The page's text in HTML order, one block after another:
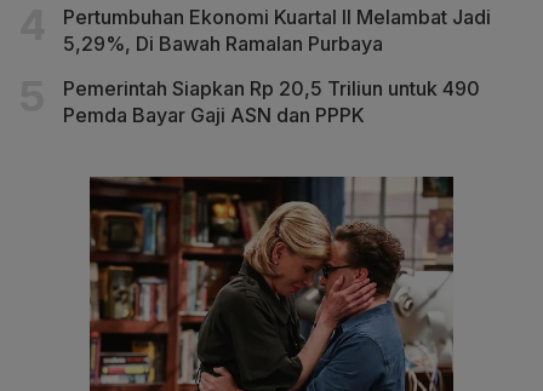
Pertumbuhan Ekonomi Kuartal II Melambat Jadi
5,29%, Di Bawah Ramalan Purbaya
Pemerintah Siapkan Rp 20,5 Triliun untuk 490
Pemda Bayar Gaji ASN dan PPPK